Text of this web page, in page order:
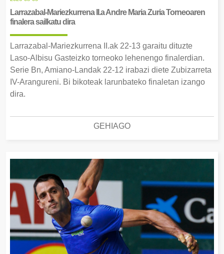
Larrazabal-Mariezkurrena II.a Andre Maria Zuria Torneoaren
finalera sailkatu dira
Larrazabal-Mariezkurrena II.ak 22-13 garaitu dituzte
Laso-Albisu Gasteizko torneoko lehenengo finalerdian.
Serie Bn, Amiano-Landak 22-12 irabazi diete Zubizarreta
IV-Arangureni. Bi bikoteak larunbateko finaletan izango
dira.
GEHIAGO